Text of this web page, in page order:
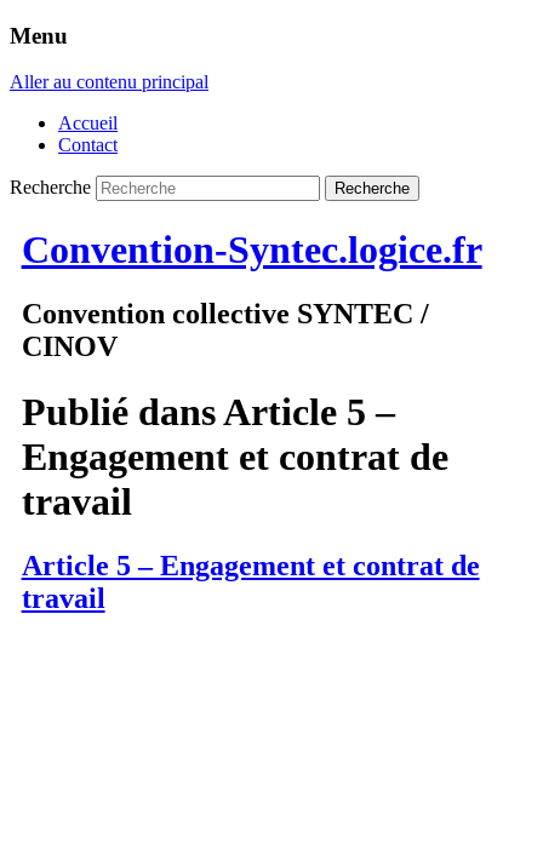
Menu
Aller au contenu principal
Accueil
Contact
Recherche
Convention-Syntec.logice.fr
Convention collective SYNTEC /
CINOV
Publié dansArticle 5 –
Engagement et contrat de
travail
Article 5 – Engagement et contrat de
travail